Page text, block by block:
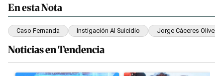
En esta Nota
Caso Fernanda Instigación Al Suicidio Jorge Cáceres Olivera
Noticias en Tendencia
Este listado muestra los artículos con más comentarios en los